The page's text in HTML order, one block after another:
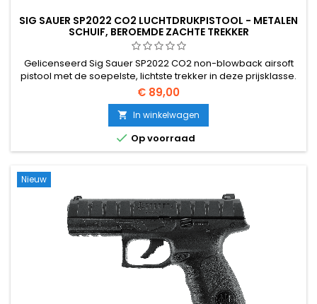
SIG SAUER SP2022 CO2 LUCHTDRUKPISTOOL - METALEN
SCHUIF, BEROEMDE ZACHTE TREKKER
Gelicenseerd Sig Sauer SP2022 CO2 non-blowback airsoft
pistool met de soepelste, lichtste trekker in deze prijsklasse.
Metalen schuif, polymeer frame, 95 m/s met 0,20 g BB's,
magneet voor 15 ronden, Picatinny rail. Gemaakt in Taiwan
door Cybergun/KWC - met gemak het beste CO2 pistool
onder de €100.
€ 89,00
 In winkelwagen
 Op voorraad
Nieuw